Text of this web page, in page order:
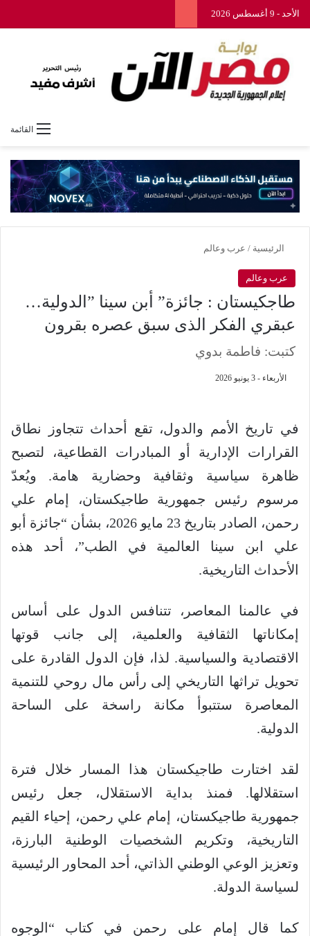
الأحد - 9 أغسطس 2026
القائمة
الرئيسية / عرب وعالم
عرب وعالم
طاجكيستان : جائزة” أبن سينا ​​”الدولية…
عبقري الفكر الذى سبق عصره بقرون
كتبت: فاطمة بدوي
الأربعاء - 3 يونيو 2026
في تاريخ الأمم والدول، تقع أحداث تتجاوز نطاق
القرارات الإدارية أو المبادرات القطاعية، لتصبح
ظاهرة سياسية وثقافية وحضارية هامة. ويُعدّ
مرسوم رئيس جمهورية طاجيكستان، إمام علي
رحمن، الصادر بتاريخ 23 مايو 2026، بشأن “جائزة أبو
علي ابن سينا العالمية في الطب”، أحد هذه
الأحداث التاريخية.
في عالمنا المعاصر، تتنافس الدول على أساس
إمكاناتها الثقافية والعلمية، إلى جانب قوتها
الاقتصادية والسياسية. لذا، فإن الدول القادرة على
تحويل تراثها التاريخي إلى رأس مال روحي للتنمية
المعاصرة ستتبوأ مكانة راسخة على الساحة
الدولية.
لقد اختارت طاجيكستان هذا المسار خلال فترة
استقلالها. فمنذ بداية الاستقلال، جعل رئيس
جمهورية طاجيكستان، إمام علي رحمن، إحياء القيم
التاريخية، وتكريم الشخصيات الوطنية البارزة،
وتعزيز الوعي الوطني الذاتي، أحد المحاور الرئيسية
لسياسة الدولة.
كما قال إمام على رحمن في كتاب “الوجوه